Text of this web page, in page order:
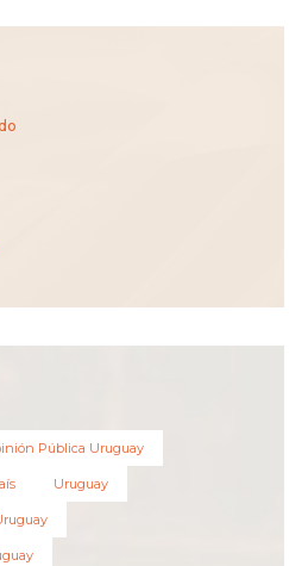
Pública Uruguay
Uruguay